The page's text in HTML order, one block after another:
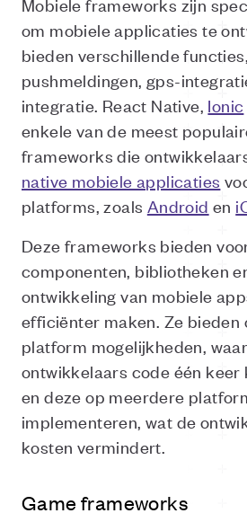
om mobiele applicaties te
bieden verschillende
pushmeldingen, gps-
integratie. React Native, Ionic
enkele van de meest
frameworks die
native mobiele applicaties
platforms, zoals Android en
Deze frameworks bieden
componenten, bibliotheken
ontwikkeling van mobiele
efficiënter maken. Ze bieden
platform mogelijkheden,
ontwikkelaars code één keer
en deze op meerdere
implementeren, wat de
kosten vermindert.
Game frameworks